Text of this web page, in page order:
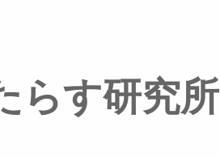
らす研究所